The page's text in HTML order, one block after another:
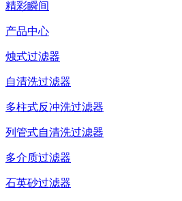
精彩瞬间
产品中心
烛式过滤器
自清洗过滤器
多柱式反冲洗过滤器
列管式自清洗过滤器
多介质过滤器
石英砂过滤器